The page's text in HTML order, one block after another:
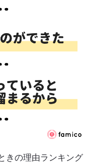
きの理由ランキング